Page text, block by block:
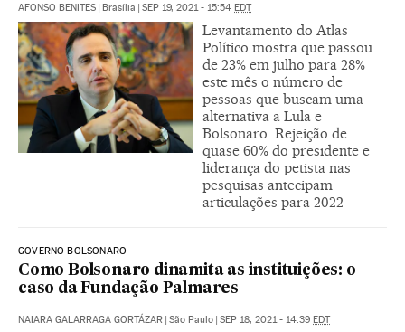
AFONSO BENITES | Brasília | SEP 19, 2021 - 15:54 EDT
Levantamento do Atlas
Político mostra que passou
de 23% em julho para 28%
este mês o número de
pessoas que buscam uma
alternativa a Lula e
Bolsonaro. Rejeição de
quase 60% do presidente e
liderança do petista nas
pesquisas antecipam
articulações para 2022
GOVERNO BOLSONARO
Como Bolsonaro dinamita as instituições: o
caso da Fundação Palmares
NAIARA GALARRAGA GORTÁZAR | São Paulo | SEP 18, 2021 - 14:39 EDT